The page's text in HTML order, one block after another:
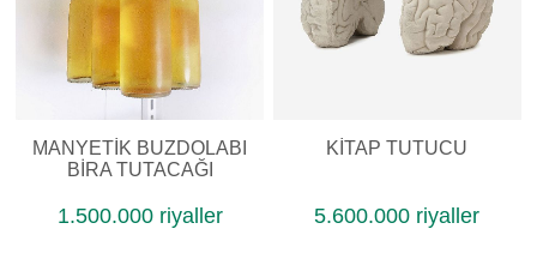
MANYETIK BUZDOLABI
BIRA TUTACAĞI
1.500.000 riyaller
KITAP TUTUCU
5.600.000 riyaller